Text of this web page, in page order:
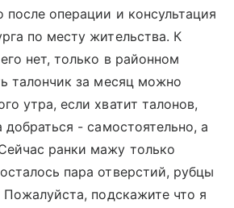
операции и консультация
по месту жительства. К
нет, только в районном
талончик за месяц можно
утра, если хватит талонов,
добраться - самостоятельно, а
ранки мажу только
пара отверстий, рубцы
подскажите что я